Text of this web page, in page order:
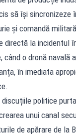
să își sincronizeze
și comandă
directă la incidentul
când o dronă navală
în imediata
politice
unui canal
de apărare de la